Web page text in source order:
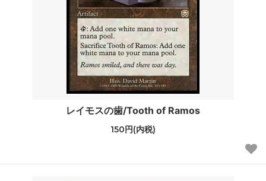
レイモスの歯/Tooth of Ramos
150円(内税)